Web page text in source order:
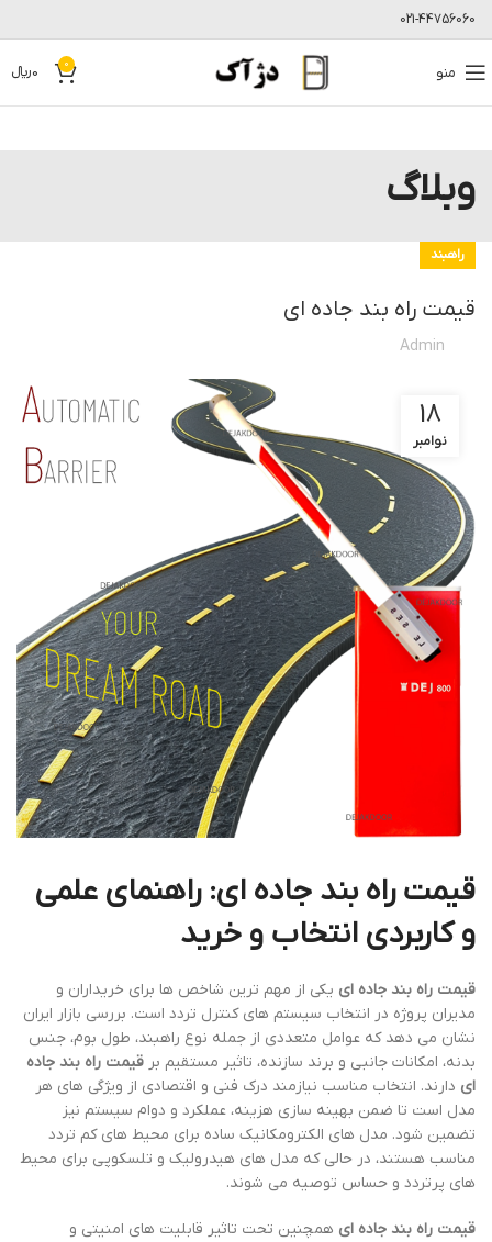
021-44756060
منو 0
0﷼
وبلاگ
راهبند
قیمت راه بند جاده ای
Admin
18
نوامبر
قیمت راه بند جاده ای: راهنمای علمی
و کاربردی انتخاب و خرید
قیمت راه بند جاده ای یکی از مهم ترین شاخص ها برای خریداران و
مدیران پروژه در انتخاب سیستم های کنترل تردد است. بررسی بازار ایران
نشان می دهد که عوامل متعددی از جمله نوع راهبند، طول بوم، جنس
بدنه، امکانات جانبی و برند سازنده، تاثیر مستقیم بر قیمت راه بند جاده
ای دارند. انتخاب مناسب نیازمند درک فنی و اقتصادی از ویژگی های هر
مدل است تا ضمن بهینه سازی هزینه، عملکرد و دوام سیستم نیز
تضمین شود. مدل های الکترومکانیک ساده برای محیط های کم تردد
مناسب هستند، در حالی که مدل های هیدرولیک و تلسکوپی برای محیط
های پرتردد و حساس توصیه می شوند.
قیمت راه بند جاده ای همچنین تحت تاثیر قابلیت های امنیتی و